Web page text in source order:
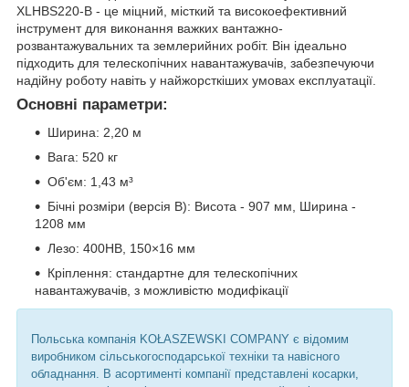
XLHBS220-B - це міцний, місткий та високоефективний
інструмент для виконання важких вантажно-
розвантажувальних та землерийних робіт. Він ідеально
підходить для телескопічних навантажувачів, забезпечуючи
надійну роботу навіть у найжорсткіших умовах експлуатації.
Основні параметри:
Ширина: 2,20 м
Вага: 520 кг
Об'єм: 1,43 м³
Бічні розміри (версія B): Висота - 907 мм, Ширина -
1208 мм
Лезо: 400HB, 150×16 мм
Кріплення: стандартне для телескопічних
навантажувачів, з можливістю модифікації
Польська компанія KOŁASZEWSKI COMPANY є відомим
виробником сільськогосподарської техніки та навісного
обладнання. В асортименті компанії представлені косарки,